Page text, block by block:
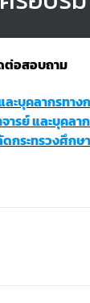
อสอบถาม
ะบุคลากรทาง
รย์ และบุคลา
กระทรวงศึกษ